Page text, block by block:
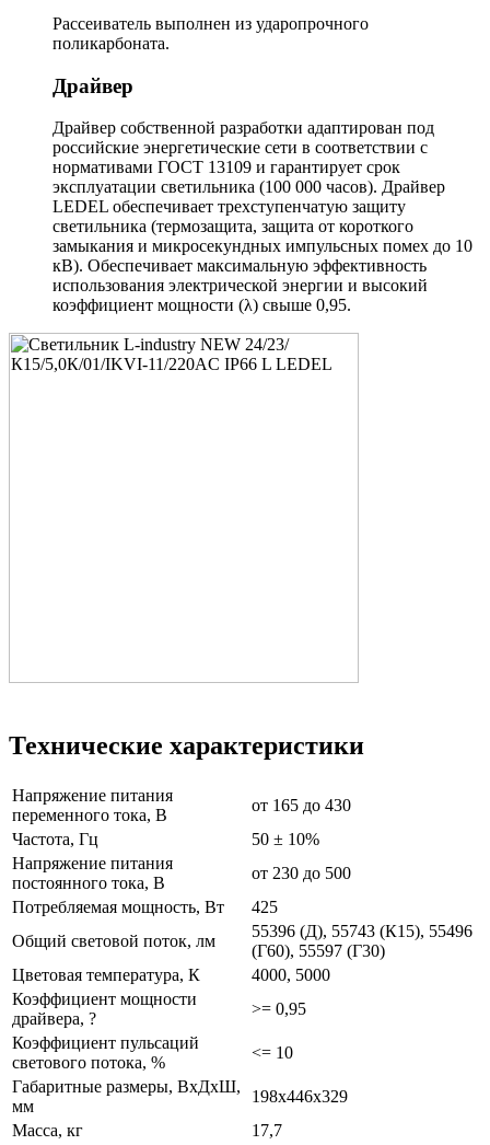
Рассеиватель выполнен из ударопрочного
поликарбоната.
Драйвер
Драйвер собственной разработки адаптирован под
российские энергетические сети в соответствии с
нормативами ГОСТ 13109 и гарантирует срок
эксплуатации светильника (100 000 часов). Драйвер
LEDEL обеспечивает трехступенчатую защиту
светильника (термозащита, защита от короткого
замыкания и микросекундных импульсных помех до 10
кВ). Обеспечивает максимальную эффективность
использования электрической энергии и высокий
коэффициент мощности (λ) свыше 0,95.
Технические характеристики
Напряжение питания
переменного тока, В
от 165 до 430
Частота, Гц
50 ± 10%
Напряжение питания
постоянного тока, В
от 230 до 500
Потребляемая мощность, Вт
425
Общий световой поток, лм
55396 (Д), 55743 (К15), 55496
(Г60), 55597 (Г30)
Цветовая температура, К
4000, 5000
Коэффициент мощности
драйвера, ?
>= 0,95
Коэффициент пульсаций
светового потока, %
<= 10
Габаритные размеры, ВхДхШ,
мм
198х446х329
Масса, кг
17,7